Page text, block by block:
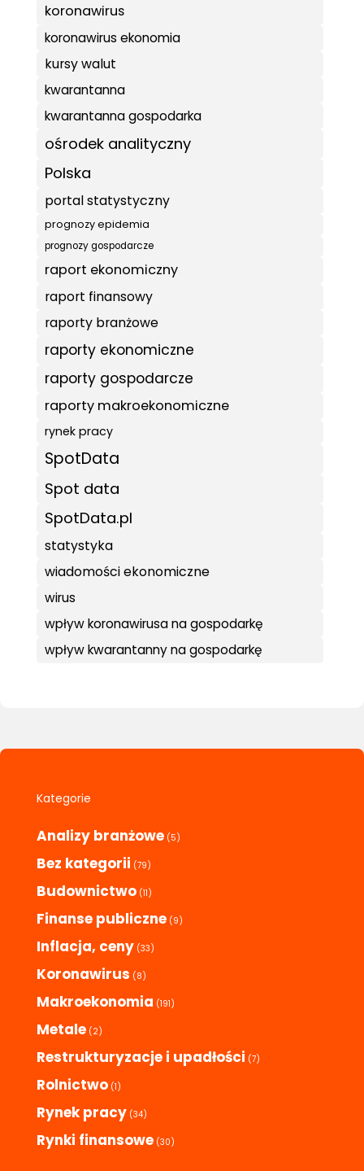
koronawirus
koronawirus ekonomia
kursy walut
kwarantanna
kwarantanna gospodarka
ośrodek analityczny
Polska
portal statystyczny
prognozy epidemia
prognozy gospodarcze
raport ekonomiczny
raport finansowy
raporty branżowe
raporty ekonomiczne
raporty gospodarcze
raporty makroekonomiczne
rynek pracy
SpotData
Spot data
SpotData.pl
statystyka
wiadomości ekonomiczne
wirus
wpływ koronawirusa na gospodarkę
wpływ kwarantanny na gospodarkę
Kategorie
Analizy branżowe (5)
Bez kategorii (79)
Budownictwo (11)
Finanse publiczne (9)
Inflacja, ceny (33)
Koronawirus (8)
Makroekonomia (191)
Metale (2)
Restrukturyzacje i upadłości (7)
Rolnictwo (1)
Rynek pracy (34)
Rynki finansowe (30)